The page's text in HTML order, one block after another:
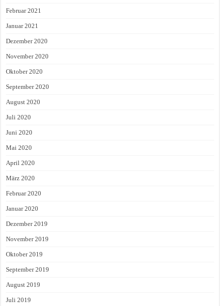
Februar 2021
Januar 2021
Dezember 2020
November 2020
Oktober 2020
September 2020
August 2020
Juli 2020
Juni 2020
Mai 2020
April 2020
März 2020
Februar 2020
Januar 2020
Dezember 2019
November 2019
Oktober 2019
September 2019
August 2019
Juli 2019